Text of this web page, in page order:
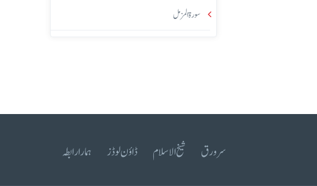
سورۃ المزمل
سرورق شیخ الاسلام ڈاؤن لوڈز ہمارا رابطہ